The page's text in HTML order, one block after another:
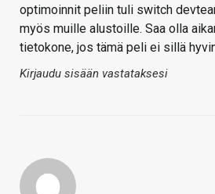
optimoinnit peliin tuli switch
myös muille alustoille. Saa olla
tietokone, jos tämä peli ei sillä
Kirjaudu sisään vastataksesi